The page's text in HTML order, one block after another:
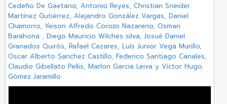
Cedeño De Gaetano, Antonio Reyes, Christian Sneider
Martínez Gutiérrez, Alejandro González Vargas, Daniel
Chamorro, Yeison Alfredo Corozo Nazareno, Osman
Barahona , Diego Mauricio Wilches silva, Josué Daniel
Granados Quirós, Rafael Cazares, Luís Junior Vega Murillo,
Oscar Alberto Sanchez Castillo, Federico Santiago Canales,
Claudio Gibellato Pellis, Marlon Garcia Leiva y Víctor Hugo
Gómez Jaramillo